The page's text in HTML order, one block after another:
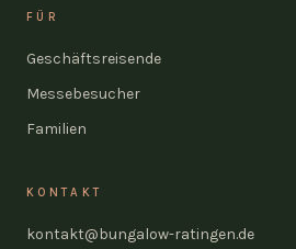
FÜR
Geschäftsreisende
Messebesucher
Familien
KONTAKT
kontakt@bungalow-ratingen.de